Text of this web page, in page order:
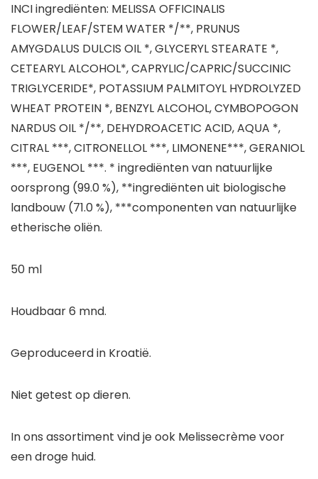
INCI ingrediënten: MELISSA OFFICINALIS
FLOWER/LEAF/STEM WATER */**, PRUNUS
AMYGDALUS DULCIS OIL *, GLYCERYL STEARATE *,
CETEARYL ALCOHOL*, CAPRYLIC/CAPRIC/SUCCINIC
TRIGLYCERIDE*, POTASSIUM PALMITOYL HYDROLYZED
WHEAT PROTEIN *, BENZYL ALCOHOL, CYMBOPOGON
NARDUS OIL */**, DEHYDROACETIC ACID, AQUA *,
CITRAL ***, CITRONELLOL ***, LIMONENE***, GERANIOL
***, EUGENOL ***. * ingrediënten van natuurlijke
oorsprong (99.0 %), **ingrediënten uit biologische
landbouw (71.0 %), ***componenten van natuurlijke
etherische oliën.
50 ml
Houdbaar 6 mnd.
Geproduceerd in Kroatië.
Niet getest op dieren.
In ons assortiment vind je ook Melissecrème voor
een droge huid.